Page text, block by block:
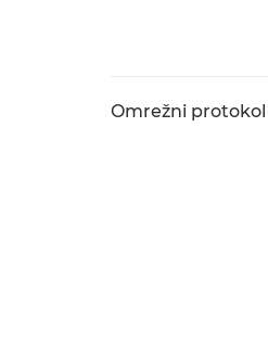
Omrežni protokol